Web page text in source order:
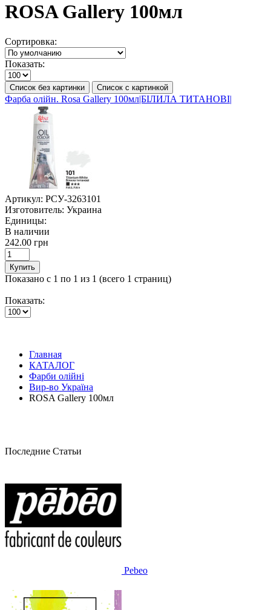
ROSA Gallery 100мл
Сортировка:
Показать:
Список без картинки Список с картинкой
Фарба олійн. Rosa Gallery 100мл|БІЛИЛА ТИТАНОВІ|
Артикул: РСУ-3263101
Изготовитель: Украина
Единицы:
В наличии
242.00 грн
Купить
Показано с 1 по 1 из 1 (всего 1 страниц)
Показать:
Главная
КАТАЛОГ
Фарби олійні
Вир-во Україна
ROSA Gallery 100мл
Последние Статьи
Pebeo